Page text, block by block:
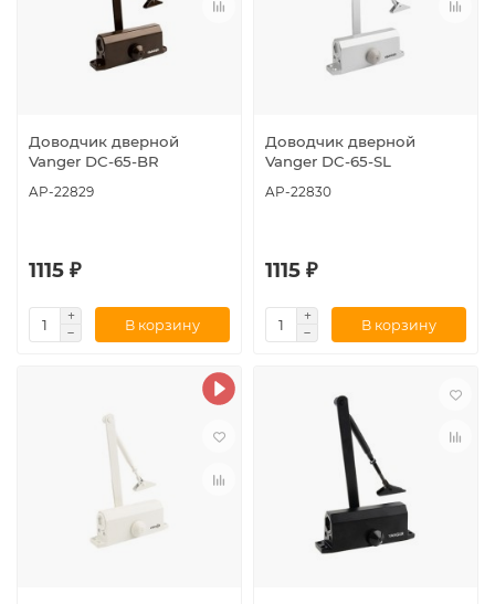
Доводчик дверной
Vanger DC-65-BR
AP-22829
1115 ₽
В корзину
Доводчик дверной
Vanger DC-65-SL
AP-22830
1115 ₽
В корзину